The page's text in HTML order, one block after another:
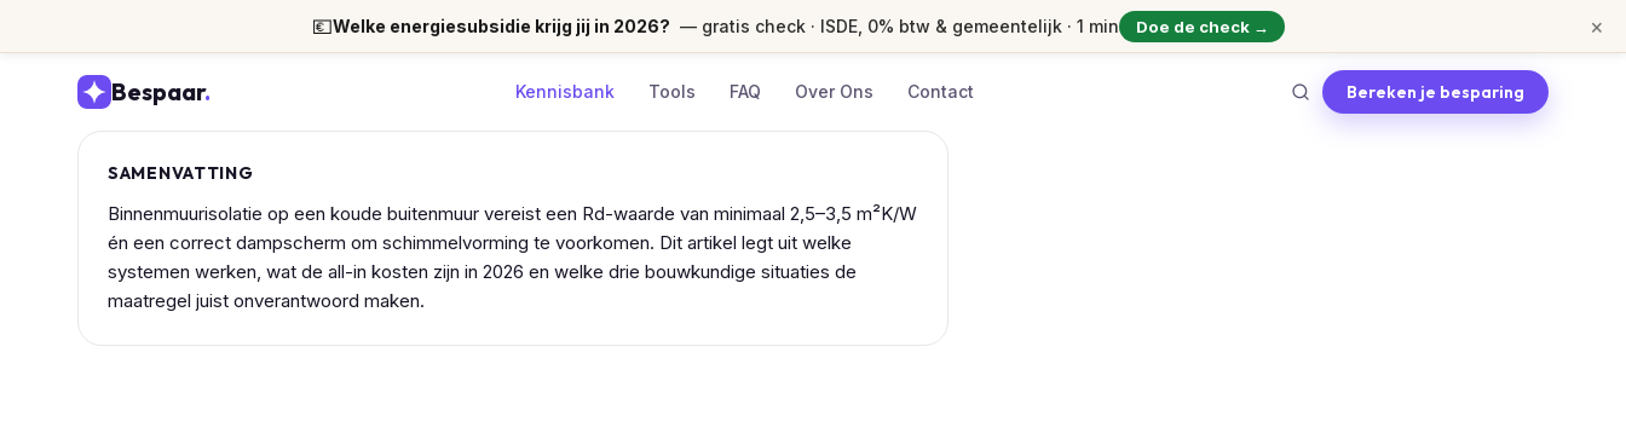
💶Welke energiesubsidie krijg jij in 2026? — gratis check · ISDE, 0% btw & gemeentelijk · 1 min Doe de check → ×
Bespaar. Kennisbank Tools FAQ Over Ons Contact Bereken je besparing
SAMENVATTING
Binnenmuurisolatie op een koude buitenmuur vereist een Rd-waarde van minimaal 2,5–3,5 m²K/W
én een correct dampscherm om schimmelvorming te voorkomen. Dit artikel legt uit welke
systemen werken, wat de all-in kosten zijn in 2026 en welke drie bouwkundige situaties de
maatregel juist onverantwoord maken.